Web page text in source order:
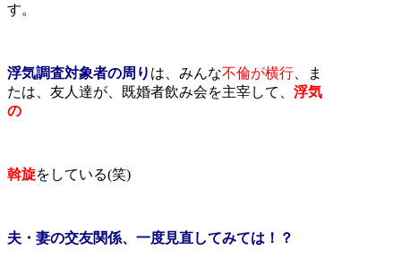
す。
浮気調査対象者の周り は、みんな不倫が横行 、ま
たは、友人達が、既婚者飲み会を主宰して、 浮気
の
斡旋をしている(笑)
夫・妻の交友関係、一度見直してみては！？